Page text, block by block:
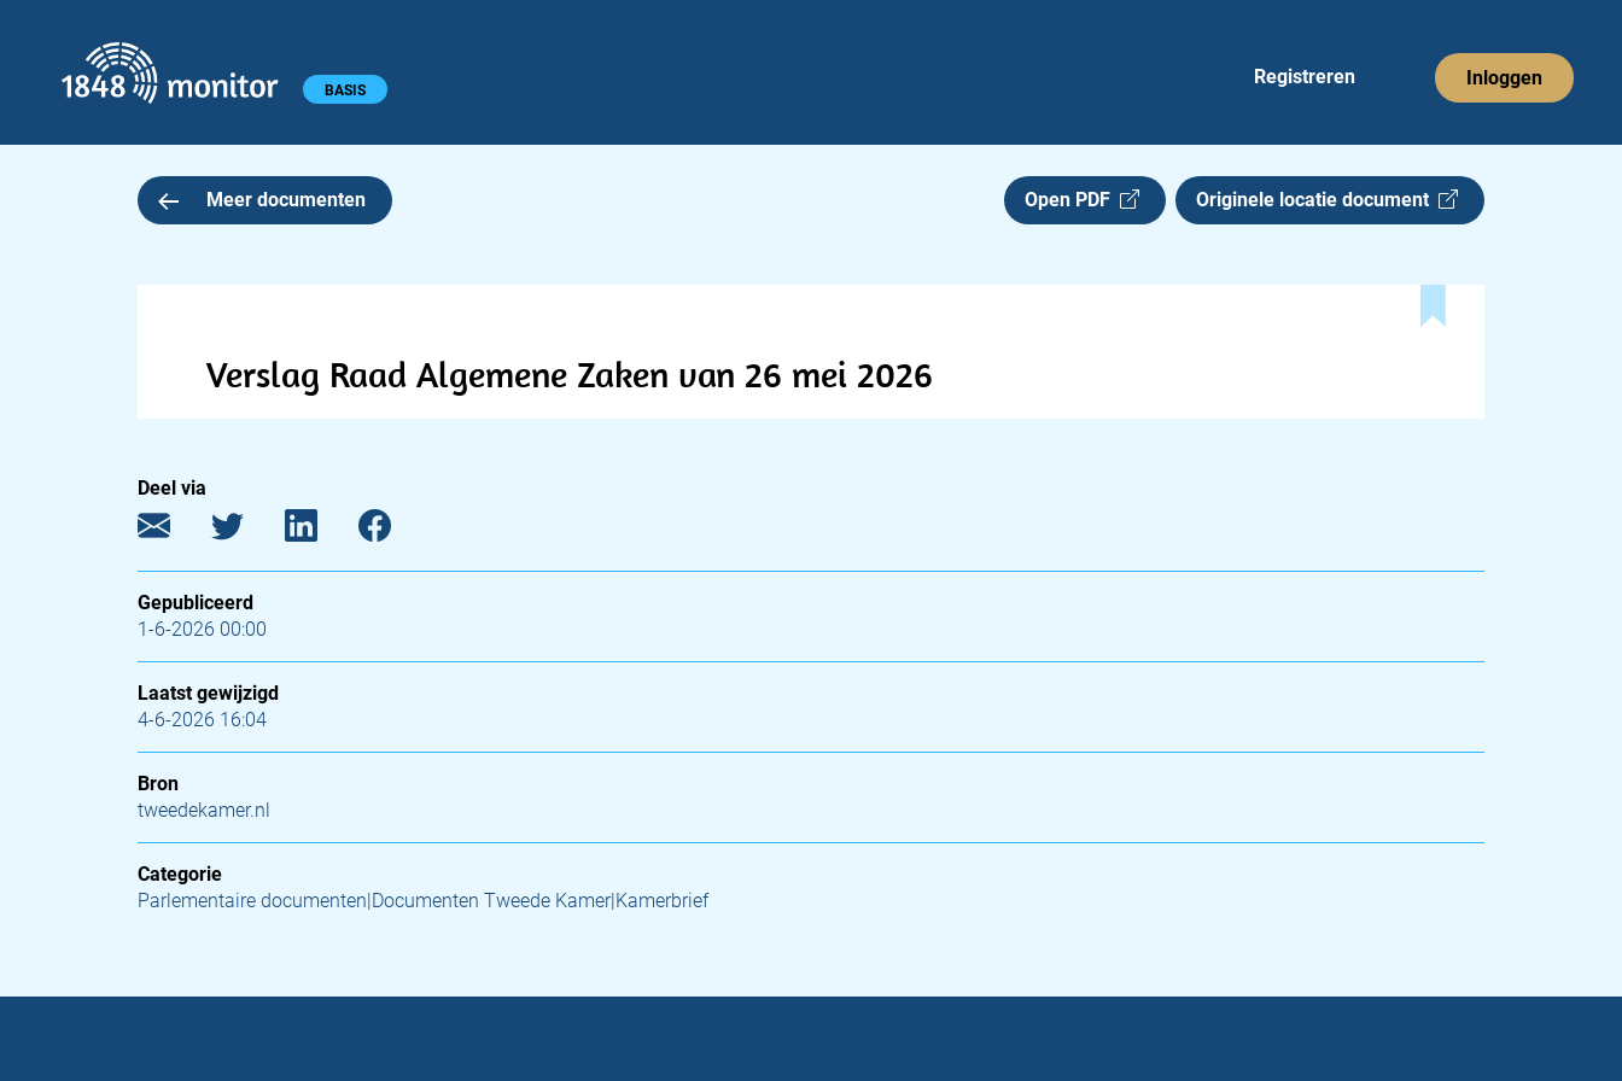
Hoofdmenu BASIS
Registreren Inloggen
Meer documenten Open PDF Originele locatie document
Verslag Raad Algemene Zaken van 26 mei 2026
Deel via
Gepubliceerd
1-6-2026 00:00
Laatst gewijzigd
4-6-2026 16:04
Bron
tweedekamer.nl
Categorie
Parlementaire documenten|Documenten Tweede Kamer|Kamerbrief